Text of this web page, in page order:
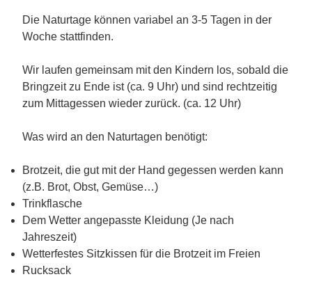
Die Naturtage können variabel an 3-5 Tagen in der
Woche stattfinden.
Wir laufen gemeinsam mit den Kindern los, sobald die
Bringzeit zu Ende ist (ca. 9 Uhr) und sind rechtzeitig
zum Mittagessen wieder zurück. (ca. 12 Uhr)
Was wird an den Naturtagen benötigt:
Brotzeit, die gut mit der Hand gegessen werden kann
(z.B. Brot, Obst, Gemüse…)
Trinkflasche
Dem Wetter angepasste Kleidung (Je nach
Jahreszeit)
Wetterfestes Sitzkissen für die Brotzeit im Freien
Rucksack